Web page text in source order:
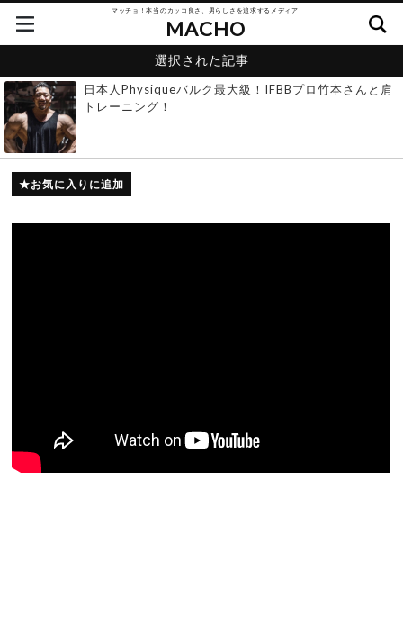
マッチョ！本当のカッコ良さ、男らしさを追求するメディア
MACHO
選択された記事
日本人Physiqueバルク最大級！IFBBプロ竹本さんと肩
トレーニング！
お気に入りに追加